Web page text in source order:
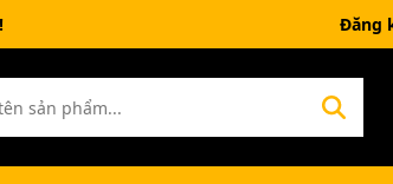
chờ đợi bạn Đăng